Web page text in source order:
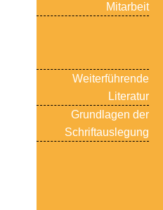
Mitarbeit
Weiterführende
Literatur
Grundlagen der
Schriftauslegung